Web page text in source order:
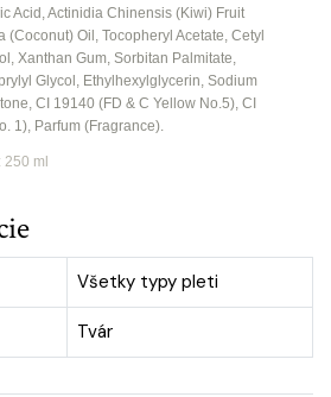
Acid, Actinidia Chinensis (Kiwi) Fruit
(Coconut) Oil, Tocopheryl Acetate, Cetyl
Xanthan Gum, Sorbitan Palmitate,
Glycol, Ethylhexylglycerin, Sodium
CI 19140 (FD & C Yellow No.5), CI
1), Parfum (Fragrance).
250 ml
Všetky typy pleti
Tvár